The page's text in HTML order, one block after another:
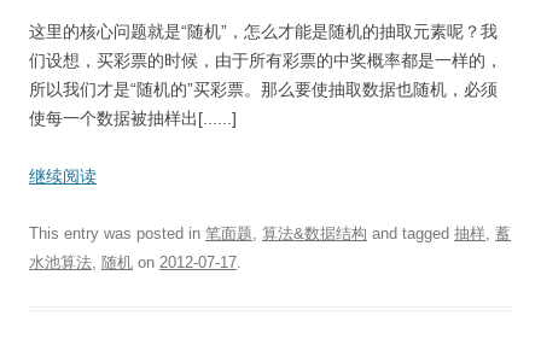
这里的核心问题就是“随机”，怎么才能是随机的抽取元素呢？我
们设想，买彩票的时候，由于所有彩票的中奖概率都是一样的，
所以我们才是“随机的”买彩票。那么要使抽取数据也随机，必须
使每一个数据被抽样出[......]
继续阅读
This entry was posted in 笔面题, 算法&数据结构 and tagged 抽样, 蓄
水池算法, 随机 on 2012-07-17.